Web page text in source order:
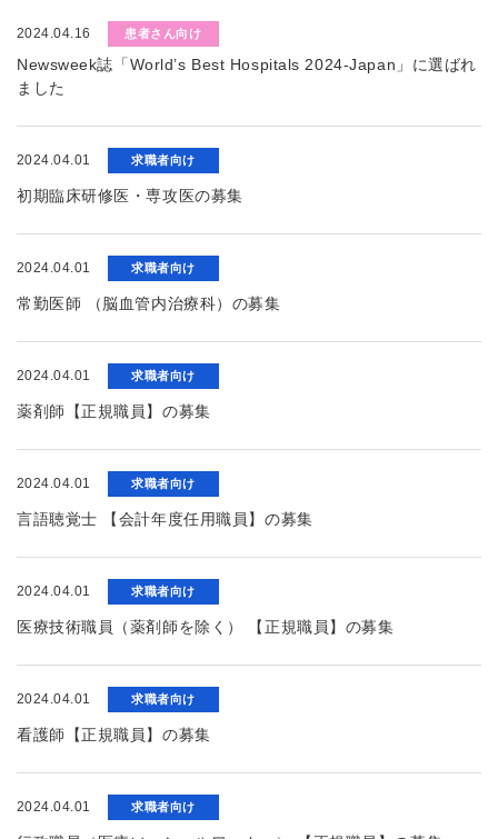
2024.04.16 患者さん向け
Newsweek誌「World’s Best Hospitals 2024-Japan」に選ばれ
ました
2024.04.01 求職者向け
初期臨床研修医・専攻医の募集
2024.04.01 求職者向け
常勤医師 （脳血管内治療科）の募集
2024.04.01 求職者向け
薬剤師【正規職員】の募集
2024.04.01 求職者向け
言語聴覚士 【会計年度任用職員】の募集
2024.04.01 求職者向け
医療技術職員（薬剤師を除く） 【正規職員】の募集
2024.04.01 求職者向け
看護師【正規職員】の募集
2024.04.01 求職者向け